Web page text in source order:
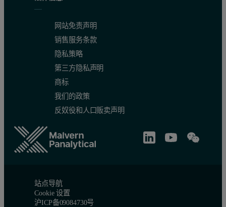
网站免责声明
销售服务条款
隐私策略
第三方隐私声明
商标
我们的政策
反奴役和人口贩卖声明
站点导航
Cookie 设置
沪ICP备09084730号